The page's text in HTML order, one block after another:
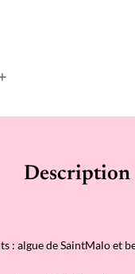
Description
: algue de SaintMalo et